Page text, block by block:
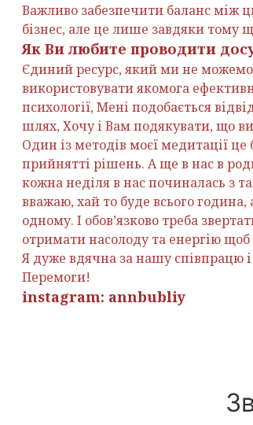
Важливо забезпечити баланс між
бізнес, але це лише завдяки
Як Ви любите проводити
Єдиний ресурс, який ми не
використовувати якомога
психології, Мені подобається
шлях, Хочу і Вам подякувати, що
Один із методів моєї медитації це
прийнятті рішень. А ще в нас в
кожна неділя в нас починалась з
вважаю, хай то буде всього
одному. І обовʼязково треба
отримати насолоду та енергію щоб
Я дуже вдячна за нашу співпрацю
Перемоги!
instagram: annbubliy